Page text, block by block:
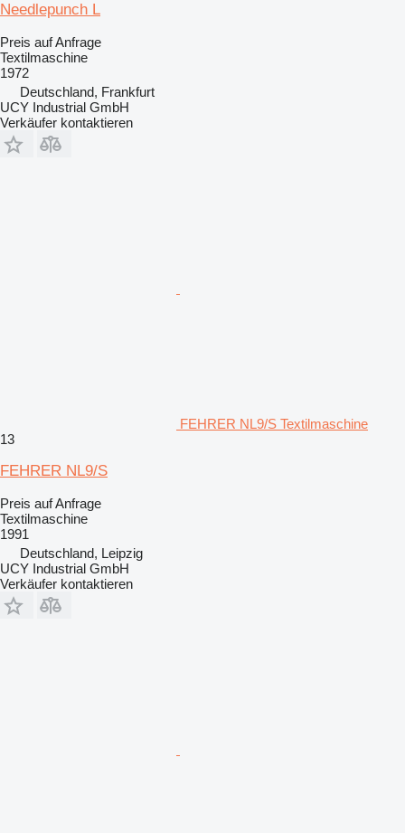
Needlepunch L
Preis auf Anfrage
Textilmaschine
1972
Deutschland, Frankfurt
UCY Industrial GmbH
Verkäufer kontaktieren
FEHRER NL9/S Textilmaschine
13
FEHRER NL9/S
Preis auf Anfrage
Textilmaschine
1991
Deutschland, Leipzig
UCY Industrial GmbH
Verkäufer kontaktieren